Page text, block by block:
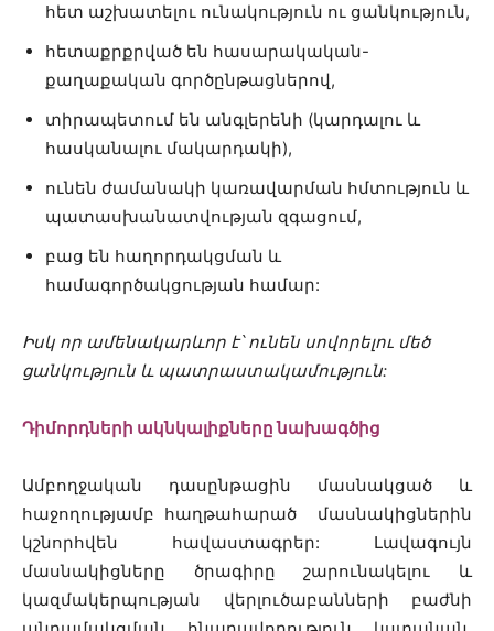
հետ աշխատելու ունակություն ու ցանկություն,
հետաքրքրված են հասարակական-
քաղաքական գործընթացներով,
տիրապետում են անգլերենի (կարդալու և
հասկանալու մակարդակի),
ունեն ժամանակի կառավարման հմտություն և
պատասխանատվության զգացում,
բաց են հաղորդակցման և
համագործակցության համար:
Իսկ որ ամենակարևոր է՝ ունեն սովորելու մեծ
ցանկություն և պատրաստակամություն:
Դիմորդների ակնկալիքները նախագծից
Ամբողջական դասընթացին մասնակցած և
հաջողությամբ հաղթահարած մասնակիցներին
կշնորհվեն հավաստագրեր: Լավագույն
մասնակիցները ծրագիրը շարունակելու և
կազմակերպության վերլուծաբանների բաժնի